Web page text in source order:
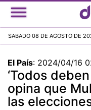
SABADO 08 DE AGOSTO DE
El País: 2024/04/16
‘Todos
opina que
las